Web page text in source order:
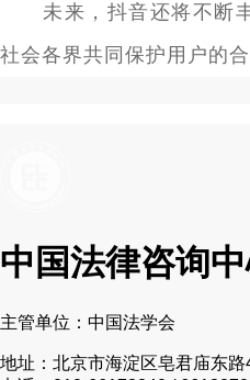
未来，抖音还将不断丰
社会各界共同保护用户的合
中国法律咨询
主管单位：中国法学会
地址：北京市海淀区皂君庙东